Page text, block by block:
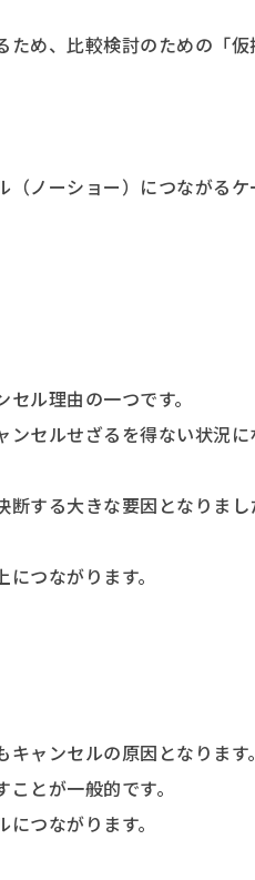
ため、比較検討のための「仮
（ノーショー）につながるケ
ル理由の一つです。
ンセルせざるを得ない状況に
断する大きな要因となりまし
つながります。
キャンセルの原因となります
とが一般的です。
つながります。